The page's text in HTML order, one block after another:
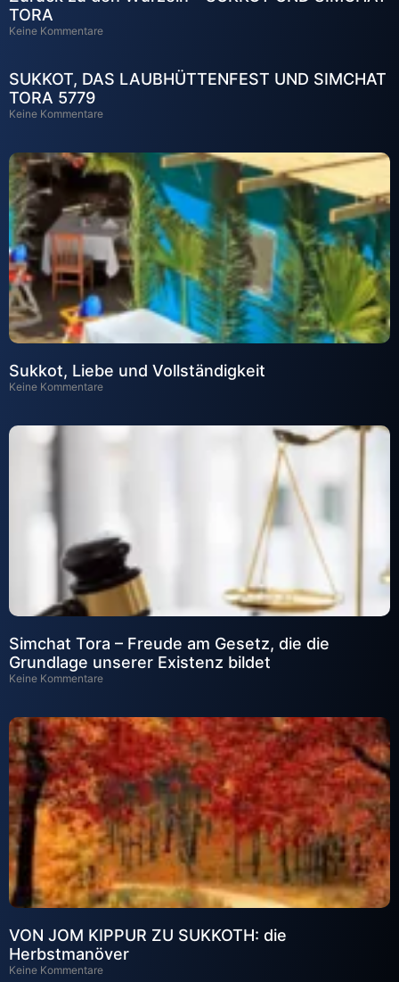
TORA
Keine Kommentare
SUKKOT, DAS LAUBHÜTTENFEST UND SIMCHAT
TORA 5779
Keine Kommentare
Sukkot, Liebe und Vollständigkeit
Keine Kommentare
Simchat Tora – Freude am Gesetz, die die
Grundlage unserer Existenz bildet
Keine Kommentare
VON JOM KIPPUR ZU SUKKOTH: die
Herbstmanöver
Keine Kommentare